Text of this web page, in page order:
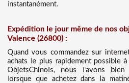
instantanément.
Expédition le jour même de nos
Valence (26800) :
Quand vous commandez sur
achats le plus rapidement possible
ObjetsChinois, nous l'avons bien
lorsque que achetez dans la